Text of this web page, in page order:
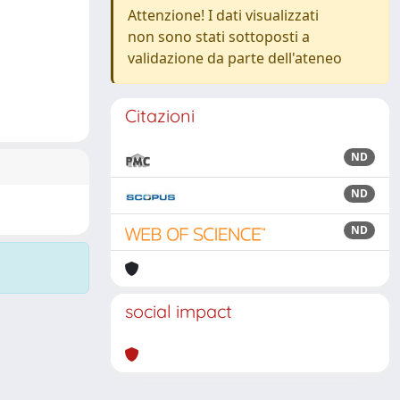
Attenzione! I dati visualizzati
non sono stati sottoposti a
validazione da parte dell'ateneo
Citazioni
ND
ND
ND
social impact